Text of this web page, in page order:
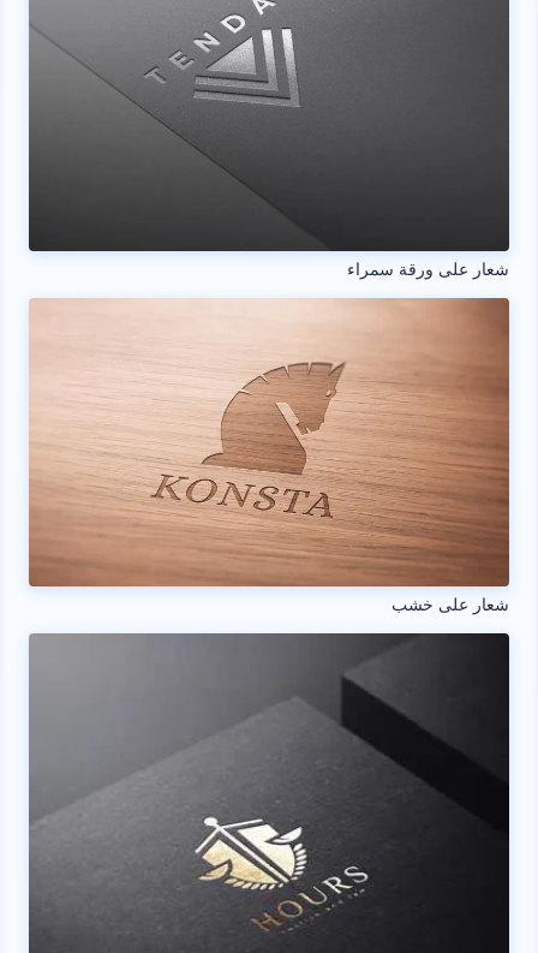
شعار على ورقة سمراء
شعار على خشب